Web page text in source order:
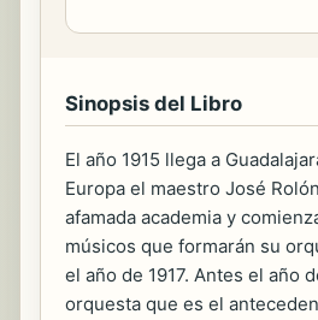
Sinopsis del Libro
El año 1915 llega a
Europa el maestro José
afamada academia y
músicos que formarán su
el año de 1917. Antes el año
orquesta que es el